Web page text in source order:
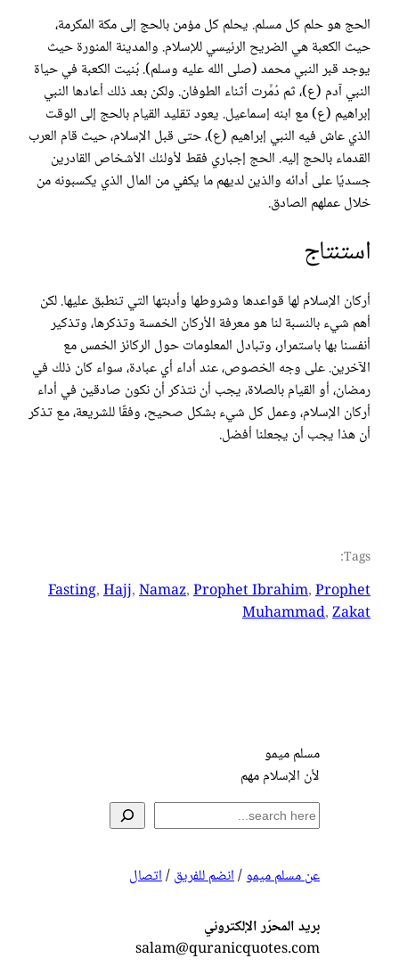
الحج هو حلم كل مسلم. يحلم كل مؤمن بالحج إلى مكة المكرمة،
حيث الكعبة هي الضريح الرئيسي للإسلام. والمدينة المنورة حيث
يوجد قبر النبي محمد (صلى الله عليه وسلم). بُنيت الكعبة في حياة
النبي آدم (ع)، ثم دُمِّرت أثناء الطوفان. ولكن بعد ذلك أعادها النبي
إبراهيم (ع) مع ابنه إسماعيل. يعود تقليد القيام بالحج إلى الوقت
الذي عاش فيه النبي إبراهيم (ع)، حتى قبل الإسلام، حيث قام العرب
القدماء بالحج إليه. الحج إجباري فقط لأولئك الأشخاص القادرين
جسديًا على أدائه والذين لديهم ما يكفي من المال الذي يكسبونه من
خلال عملهم الصادق.
استنتاج
أركان الإسلام لها قواعدها وشروطها وأدبتها التي تنطبق عليها. لكن
أهم شيء بالنسبة لنا هو معرفة الأركان الخمسة وتذكرها، وتذكير
أنفسنا بها باستمرار، وتبادل المعلومات حول الركائز الخمس مع
الآخرين. على وجه الخصوص، عند أداء أي عبادة، سواء كان ذلك في
رمضان، أو القيام بالصلاة، يجب أن نتذكر أن نكون صادقين في أداء
أركان الإسلام، وعمل كل شيء بشكل صحيح، وفقًا للشريعة، مع تذكر
أن هذا يجب أن يجعلنا أفضل.
Tags:
Fasting, Hajj, Namaz, Prophet Ibrahim, Prophet
Muhammad, Zakat
مسلم ميمو
لأن الإسلام مهم
S
e
r
h
عن مسلم ميمو/انضم للفريق/اتصال
بريد المحرّر الإلكتروني
salam@quranicquotes.com